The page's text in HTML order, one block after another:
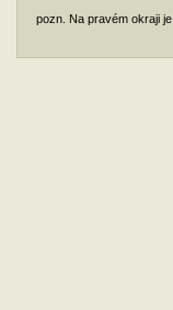
pozn. Na pravém okraji